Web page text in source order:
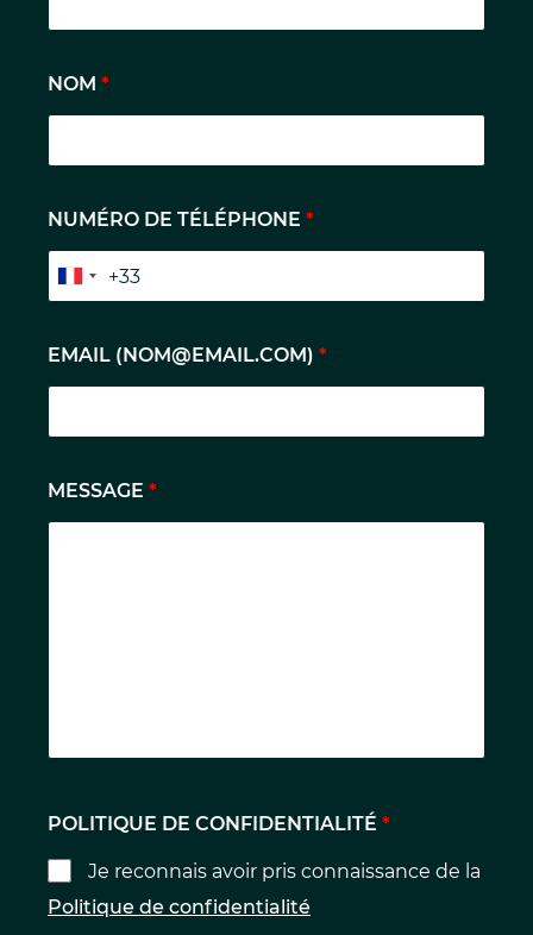
NOM *
NUMÉRO DE TÉLÉPHONE *
EMAIL (NOM@EMAIL.COM) *
MESSAGE *
POLITIQUE DE CONFIDENTIALITÉ *
Je reconnais avoir pris connaissance de la
Politique de confidentialité